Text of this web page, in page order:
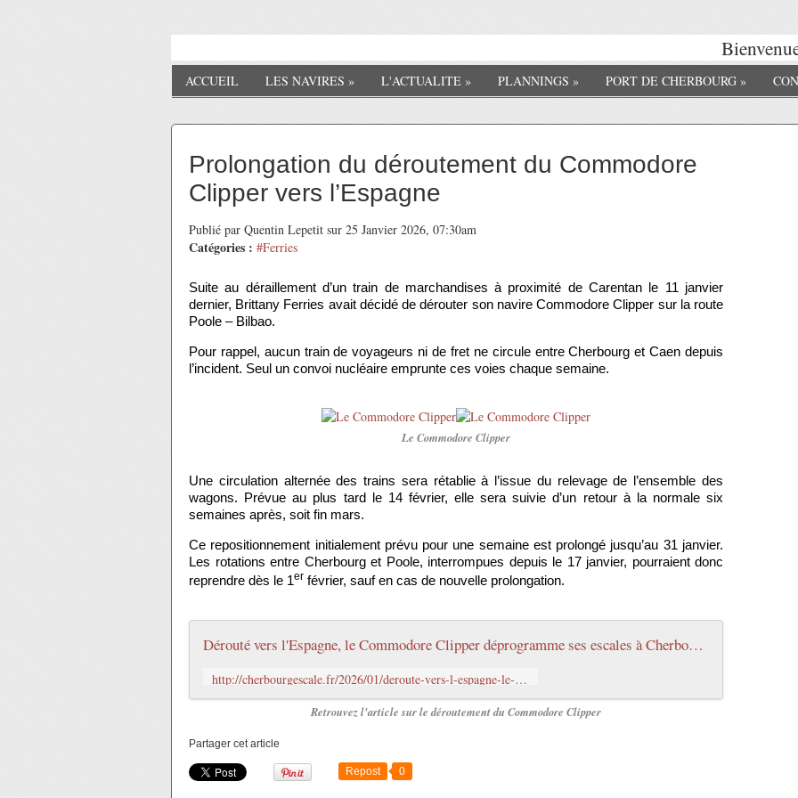
ACCUEIL LES NAVIRES » L'ACTUALITE » PLANNINGS » PORT DE CHERBOURG »
Prolongation du déroutement du Commodore
Clipper vers l’Espagne
Publié par Quentin Lepetit sur 25 Janvier 2026, 07:30am
Catégories : #Ferries
Suite au déraillement d’un train de marchandises à proximité de Carentan le 11 janvier
dernier, Brittany Ferries avait décidé de dérouter son navire Commodore Clipper sur la route
Poole – Bilbao.
Pour rappel, aucun train de voyageurs ni de fret ne circule entre Cherbourg et Caen depuis
l’incident. Seul un convoi nucléaire emprunte ces voies chaque semaine.
Le Commodore Clipper
Une circulation alternée des trains sera rétablie à l’issue du relevage de l’ensemble des
wagons. Prévue au plus tard le 14 février, elle sera suivie d’un retour à la normale six
semaines après, soit fin mars.
Ce repositionnement initialement prévu pour une semaine est prolongé jusqu’au 31 janvier.
Les rotations entre Cherbourg et Poole, interrompues depuis le 17 janvier, pourraient donc
reprendre dès le 1er février, sauf en cas de nouvelle prolongation.
Dérouté vers l'Espagne, le Commodore Clipper déprogramme ses escales à Cherbourg - CherbourgEscale
http://cherbourgescale.fr/2026/01/deroute-vers-l-espagne-le-commodore-clipper-deprogramme-ses-escales-a-cherbourg.html
Retrouvez l'article sur le déroutement du Commodore Clipper
Partager cet article
Repost 0